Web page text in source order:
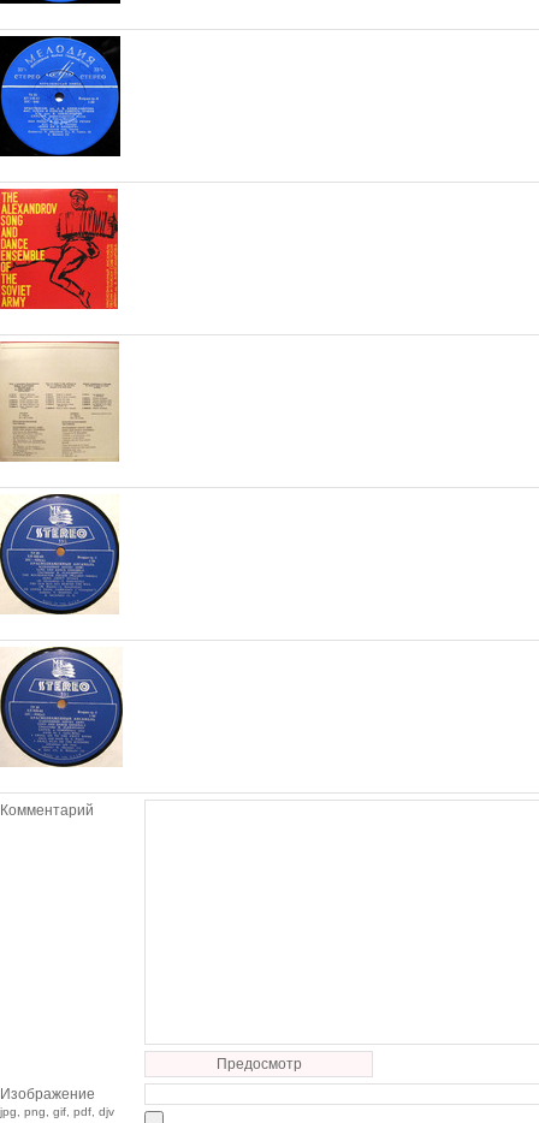
Комментарий
Предосмотр
Изображение
jpg, png, gif, pdf, djv